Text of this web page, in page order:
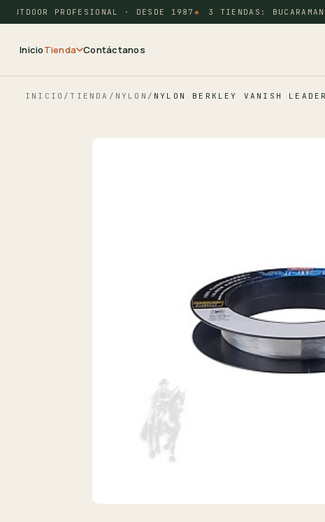
PROFESIONAL · DESDE 1987 3 TIENDAS:
InicioTienda Contáctanos
INICIO / TIENDA / NYLON / NYLON BERKLEY VANISH